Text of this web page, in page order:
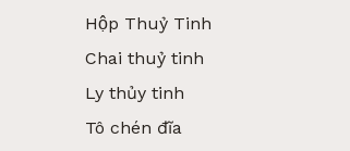
Hộp Thuỷ Tinh
Chai thuỷ tinh
Ly thủy tinh
Tô chén đĩa